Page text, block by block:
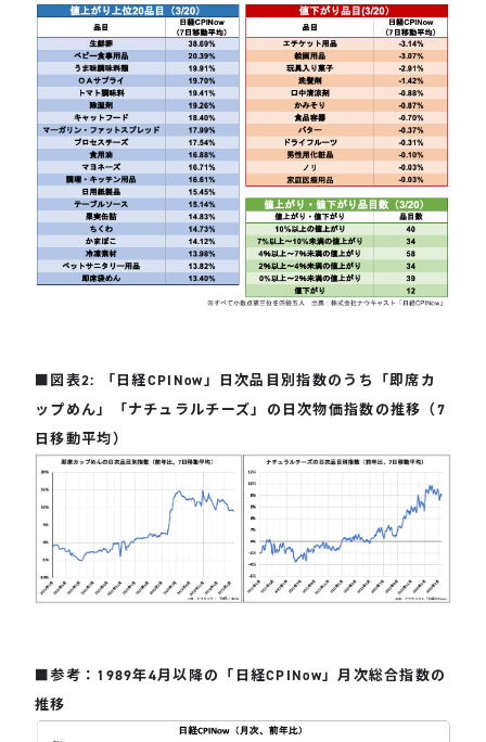
■図表2: 「日経CPINow」日次品目別指数のうち「即席カ
ップめん」「ナチュラルチーズ」の日次物価指数の推移（7
日移動平均）
■参考：1989年4月以降の「日経CPINow」月次総合指数の
推移